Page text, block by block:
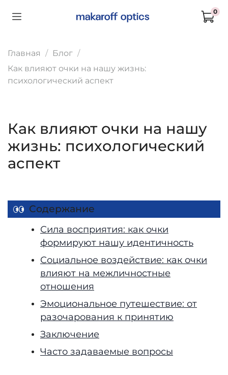
0
Главная
Блог
Как влияют очки на нашу жизнь:
психологический аспект
Как влияют очки на нашу
жизнь: психологический
аспект
Содержание
Сила восприятия: как очки
формируют нашу идентичность
Социальное воздействие: как очки
влияют на межличностные
отношения
Эмоциональное путешествие: от
разочарования к принятию
Заключение
Часто задаваемые вопросы